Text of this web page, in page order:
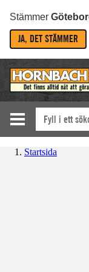
Stämmer
JA, DET STÄMMER
Startsida